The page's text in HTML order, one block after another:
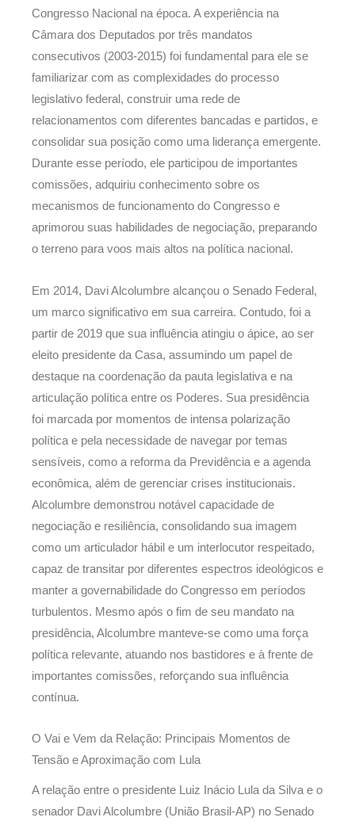
Congresso Nacional na época. A experiência na
Câmara dos Deputados por três mandatos
consecutivos (2003-2015) foi fundamental para ele se
familiarizar com as complexidades do processo
legislativo federal, construir uma rede de
relacionamentos com diferentes bancadas e partidos, e
consolidar sua posição como uma liderança emergente.
Durante esse período, ele participou de importantes
comissões, adquiriu conhecimento sobre os
mecanismos de funcionamento do Congresso e
aprimorou suas habilidades de negociação, preparando
o terreno para voos mais altos na política nacional.
Em 2014, Davi Alcolumbre alcançou o Senado Federal,
um marco significativo em sua carreira. Contudo, foi a
partir de 2019 que sua influência atingiu o ápice, ao ser
eleito presidente da Casa, assumindo um papel de
destaque na coordenação da pauta legislativa e na
articulação política entre os Poderes. Sua presidência
foi marcada por momentos de intensa polarização
política e pela necessidade de navegar por temas
sensíveis, como a reforma da Previdência e a agenda
econômica, além de gerenciar crises institucionais.
Alcolumbre demonstrou notável capacidade de
negociação e resiliência, consolidando sua imagem
como um articulador hábil e um interlocutor respeitado,
capaz de transitar por diferentes espectros ideológicos e
manter a governabilidade do Congresso em períodos
turbulentos. Mesmo após o fim de seu mandato na
presidência, Alcolumbre manteve-se como uma força
política relevante, atuando nos bastidores e à frente de
importantes comissões, reforçando sua influência
contínua.
O Vai e Vem da Relação: Principais Momentos de
Tensão e Aproximação com Lula
A relação entre o presidente Luiz Inácio Lula da Silva e o
senador Davi Alcolumbre (União Brasil-AP) no Senado